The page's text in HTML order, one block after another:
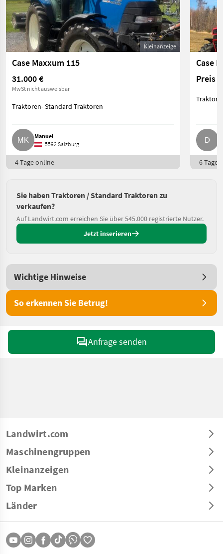
Kleinanzeige
Case Maxxum 115
31.000 €
MwSt nicht ausweisbar
Traktoren- Standard Traktoren
Manuel
5592 Salzburg
4 Tage online
Case
Preis
6 Tage
Sie haben Traktoren / Standard Traktoren zu
verkaufen?
Auf Landwirt.com erreichen Sie über 545.000 registrierte Nutzer.
Jetzt inserieren
Wichtige Hinweise
So erkennen Sie Betrug!
Anfrage senden
Landwirt.com
Maschinengruppen
Kleinanzeigen
Top Marken
Länder